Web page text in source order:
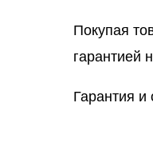
Покупая
гарантией
Гарантия и